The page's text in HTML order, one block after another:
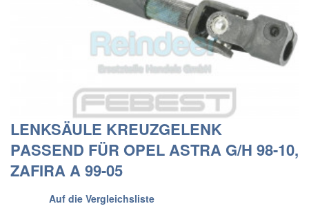
LENKSÄULE KREUZGELENK
PASSEND FÜR OPEL ASTRA G/H 98-10,
ZAFIRA A 99-05
Auf die Vergleichsliste